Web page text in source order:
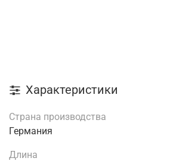
Характеристики
Страна производства
Германия
Длина